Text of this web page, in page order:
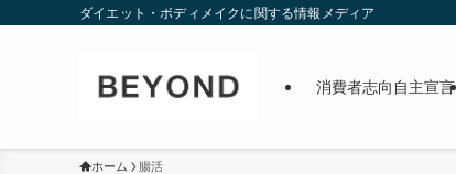
ダイエット・ボディメイクに関する情報メディア
消費者志向自主宣言
ホーム 腸活